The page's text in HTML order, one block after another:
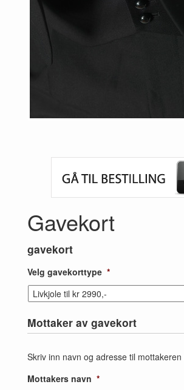
Previous
Gavekort
gavekort
Velg gavekorttype *
Mottaker av gavekort
Skriv inn navn og adresse til
Mottakers navn *